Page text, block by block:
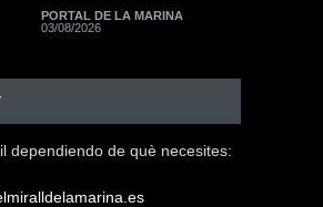
PORTAL DE LA MARINA
03/08/2026
dependiendo de què necesites: